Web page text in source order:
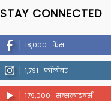
STAY CONNECTED
18,000 फैंस
1,791 फॉलोवर
179,000 सब्सक्राइबर्स